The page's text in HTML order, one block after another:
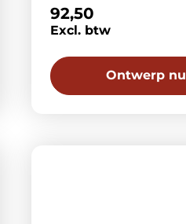
92,50
Excl. btw
Ontwerp nu